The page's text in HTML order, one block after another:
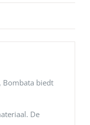
Bombata biedt
De